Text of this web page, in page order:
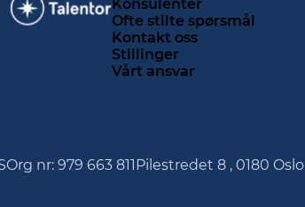
Konsulenter
Ofte stilte spørsmål
Kontakt oss
Stillinger
Vårt ansvar
Org nr: 979 663 811Pilestredet 8 , 0180 Oslo